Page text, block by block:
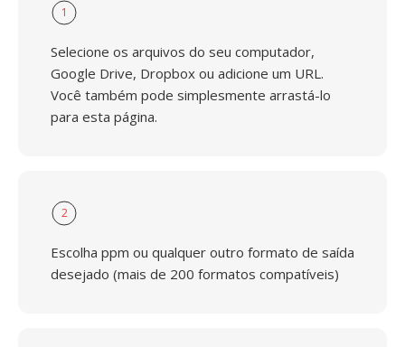
1
Selecione os arquivos do seu computador,
Google Drive, Dropbox ou adicione um URL.
Você também pode simplesmente arrastá-lo
para esta página.
2
Escolha ppm ou qualquer outro formato de saída
desejado (mais de 200 formatos compatíveis)